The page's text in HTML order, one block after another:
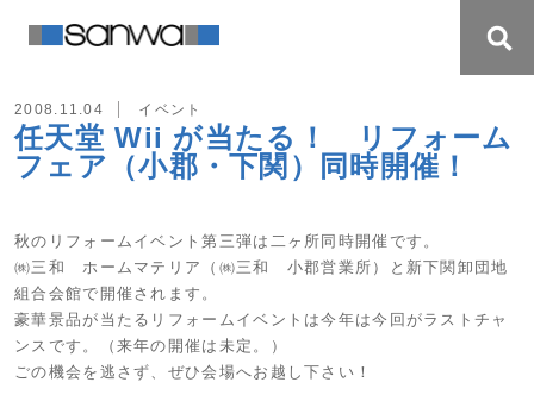
2008.11.04 イベント
任天堂 Wii が当たる！ リフォーム
フェア（小郡・下関）同時開催！
秋のリフォームイベント第三弾は二ヶ所同時開催です。
㈱三和 ホームマテリア（㈱三和 小郡営業所）と新下関卸団地
組合会館で開催されます。
豪華景品が当たるリフォームイベントは今年は今回がラストチャ
ンスです。（来年の開催は未定。）
ごの機会を逃さず、ぜひ会場へお越し下さい！